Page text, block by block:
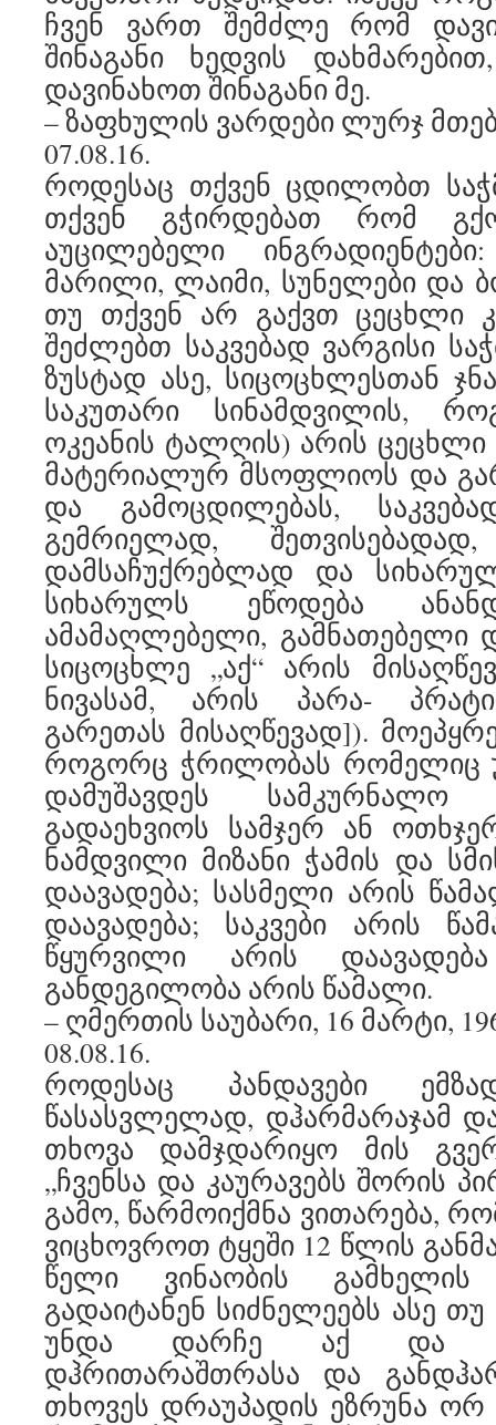
ჩვენ ვართ შემძლე რომ
შინაგანი ხედვის
დავინახოთ შინაგანი მე.
– ზაფხულის ვარდები ლურჯ
07.08.16.
როდესაც თქვენ ცდილობთ
თქვენ გჭირდებათ რომ
აუცილებელი
მარილი, ლაიმი, სუნელები და
თუ თქვენ არ გაქვთ ცეცხლი
შეძლებთ საკვებად ვარგისი
ზუსტად ასე, სიცოცხლესთან
საკუთარი სინამდვილის,
ოკეანის ტალღის) არის
მატერიალურ მსოფლიოს და
და გამოცდილებას,
გემრიელად,
დამსაჩუქრებლად და
სიხარულს ეწოდება
ამამაღლებელი, გამნათებელი
სიცოცხლე „აქ“ არის
ნივასამ, არის პარა-
გარეთას მისაღწევად]).
როგორც ჭრილობას რომელიც
დამუშავდეს
გადაეხვიოს სამჯერ ან
ნამდვილი მიზანი ჭამის და
დაავადება; სასმელი არის
დაავადება; საკვები არის
წყურვილი არის
განდეგილობა არის წამალი.
– ღმერთის საუბარი, 16 მარტი,
08.08.16.
როდესაც პანდავები
წასასვლელად, დჰარმარაჯამ
თხოვა დამჯდარიყო მის
„ჩვენსა და კაურავებს შორის
გამო, წარმოიქმნა ვითარება,
ვიცხოვროთ ტყეში 12 წლის
წელი ვინაობის გამხელის
გადაიტანენ სიძნელეებს ასე
უნდა დარჩე აქ და
დჰრითარაშთრასა და
თხოვეს დრაუპადის ეზრუნა ორ